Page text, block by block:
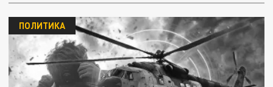
ПОЛИТИКА